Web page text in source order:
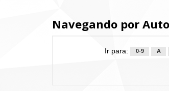
Navegando por
Ir para: 0-9 A